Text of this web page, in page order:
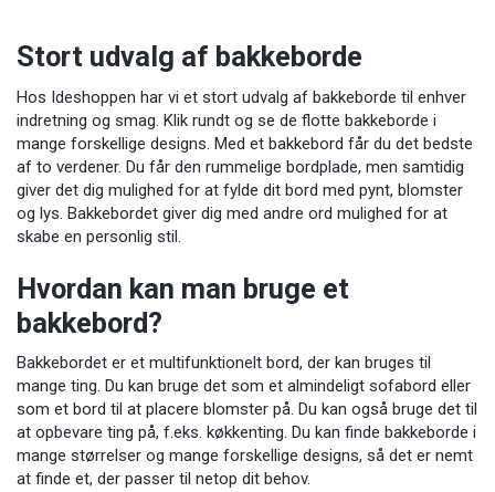
Stort udvalg af bakkeborde
Hos Ideshoppen har vi et stort udvalg af bakkeborde til enhver
indretning og smag. Klik rundt og se de flotte bakkeborde i
mange forskellige designs. Med et bakkebord får du det bedste
af to verdener. Du får den rummelige bordplade, men samtidig
giver det dig mulighed for at fylde dit bord med pynt, blomster
og lys. Bakkebordet giver dig med andre ord mulighed for at
skabe en personlig stil.
Hvordan kan man bruge et
bakkebord?
Bakkebordet er et multifunktionelt bord, der kan bruges til
mange ting. Du kan bruge det som et almindeligt sofabord eller
som et bord til at placere blomster på. Du kan også bruge det til
at opbevare ting på, f.eks. køkkenting. Du kan finde bakkeborde i
mange størrelser og mange forskellige designs, så det er nemt
at finde et, der passer til netop dit behov.